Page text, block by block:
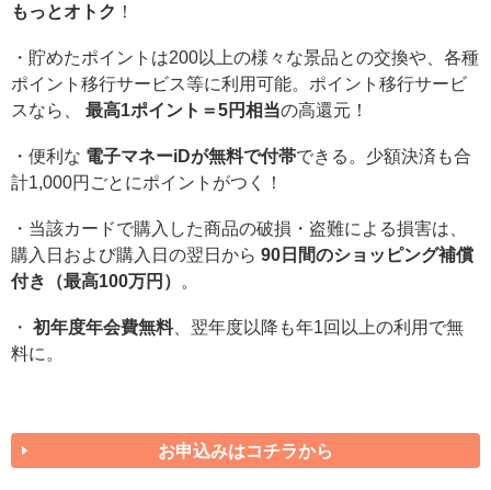
もっとオトク ！
・貯めたポイントは200以上の様々な景品との交換や、各種
ポイント移行サービス等に利用可能。ポイント移行サービ
スなら、 最高1ポイント＝5円相当の高還元！
・便利な 電子マネーiDが無料で付帯できる。少額決済も合
計1,000円ごとにポイントがつく！
・当該カードで購入した商品の破損・盗難による損害は、
購入日および購入日の翌日から 90日間のショッピング補償
付き（最高100万円）
。
・ 初年度年会費無料、翌年度以降も年1回以上の利用で無
料に。
お申込みはコチラから